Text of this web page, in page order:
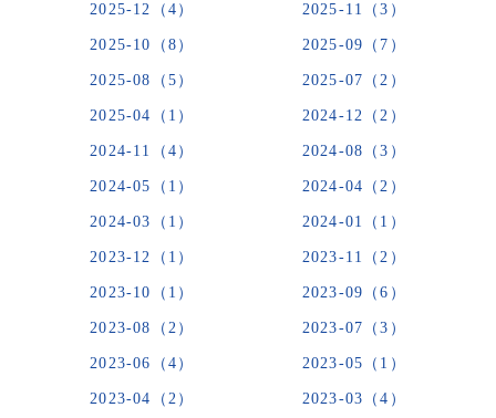
2025-12（4） 2025-11（3）
2025-10（8） 2025-09（7）
2025-08（5） 2025-07（2）
2025-04（1） 2024-12（2）
2024-11（4） 2024-08（3）
2024-05（1） 2024-04（2）
2024-03（1） 2024-01（1）
2023-12（1） 2023-11（2）
2023-10（1） 2023-09（6）
2023-08（2） 2023-07（3）
2023-06（4） 2023-05（1）
2023-04（2） 2023-03（4）